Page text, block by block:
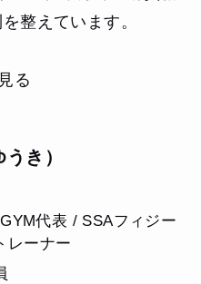
整えています。
る
き）
代表 / SSAフィジー
レーナー